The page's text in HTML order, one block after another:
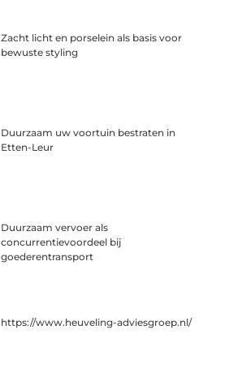
Zacht licht en porselein als basis voor
bewuste styling
Duurzaam uw voortuin bestraten in
Etten-Leur
Duurzaam vervoer als
concurrentievoordeel bij
goederentransport
https://www.heuveling-adviesgroep.nl/